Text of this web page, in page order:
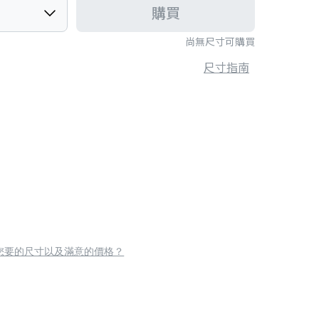
尚無尺寸可購買
購買
尺寸指南
要的尺寸以及滿意的價格？